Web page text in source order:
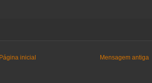
Mensagem antiga
Página inicial